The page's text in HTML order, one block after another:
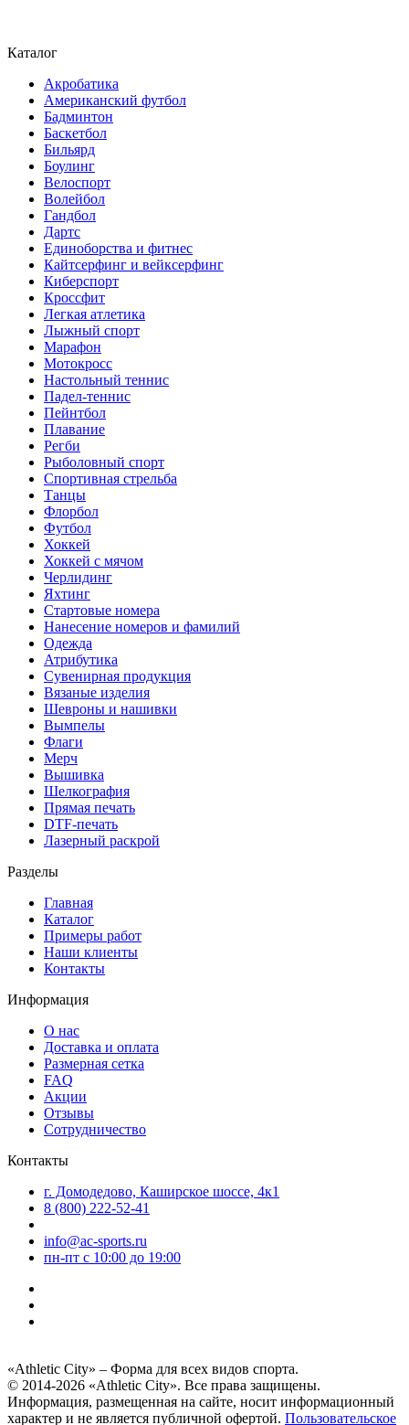
Каталог
Акробатика
Американский футбол
Бадминтон
Баскетбол
Бильярд
Боулинг
Велоспорт
Волейбол
Гандбол
Дартс
Единоборства и фитнес
Кайтсерфинг и вейксерфинг
Киберспорт
Кроссфит
Легкая атлетика
Лыжный спорт
Марафон
Мотокросс
Настольный теннис
Падел-теннис
Пейнтбол
Плавание
Регби
Рыболовный спорт
Спортивная стрельба
Танцы
Флорбол
Футбол
Хоккей
Хоккей с мячом
Черлидинг
Яхтинг
Стартовые номера
Нанесение номеров и фамилий
Одежда
Атрибутика
Сувенирная продукция
Вязаные изделия
Шевроны и нашивки
Вымпелы
Флаги
Мерч
Вышивка
Шелкография
Прямая печать
DTF-печать
Лазерный раскрой
Разделы
Главная
Каталог
Примеры работ
Наши клиенты
Контакты
Информация
О нас
Доставка и оплата
Размерная сетка
FAQ
Акции
Отзывы
Сотрудничество
Контакты
г. Домодедово, Каширское шоссе, 4к1
8 (800) 222-52-41
info@ac-sports.ru
пн-пт c 10:00 до 19:00
«Athletic City» – Форма для всех видов спорта.
© 2014-2026 «Athletic City». Все права защищены.
Информация, размещенная на сайте, носит информационный
характер и не является публичной офертой. Пользовательское